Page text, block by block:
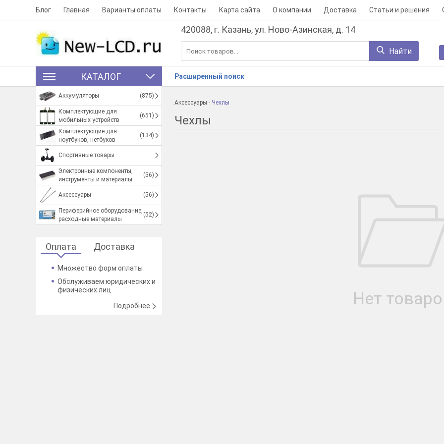
Блог Главная Варианты оплаты Контакты Карта сайта О компании Доставка Статьи и решения
420088, г. Казань, ул. Ново-Азинская, д. 14
Найти
КАТАЛОГ
Аккумуляторы (875)
Комплектующие для
мобильных устройств
(651)
Комплектующие для
ноутбуков, нетбуков
(134)
Спортивные товары
Электронные компоненты,
инструменты и материалы
(56)
Аксессуары (56)
Периферийное оборудование,
расходные материалы
(52)
Оплата Доставка
Множество форм оплаты
Обслуживаем юридических и
физических лиц
Подробнее
Расширенный поиск
Аксессуары - Чехлы
Чехлы
Нет